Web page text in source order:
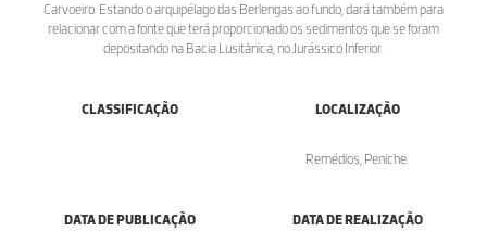
Carvoeiro. Estando o arquipélago das Berlengas ao fundo, dará também para
relacionar com a fonte que terá proporcionado os sedimentos que se foram
depositando na Bacia Lusitânica, no Jurássico Inferior.
CLASSIFICAÇÃO LOCALIZAÇÃO
Remédios, Peniche.
DATA DE PUBLICAÇÃO DATA DE REALIZAÇÃO